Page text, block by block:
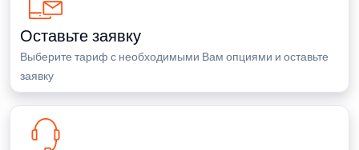
Оставьте заявку
Выберите тариф с необходимыми Вам опциями и оставьте
заявку